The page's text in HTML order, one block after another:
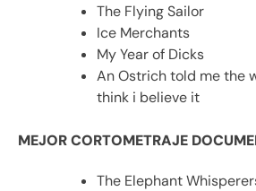
The Flying Sailor
Ice Merchants
My Year of Dicks
An Ostrich told me the
think i believe it
MEJOR CORTOMETRAJE
The Elephant